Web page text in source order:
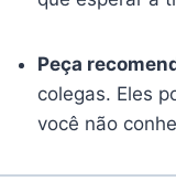
Peça
colegas. Eles
você não